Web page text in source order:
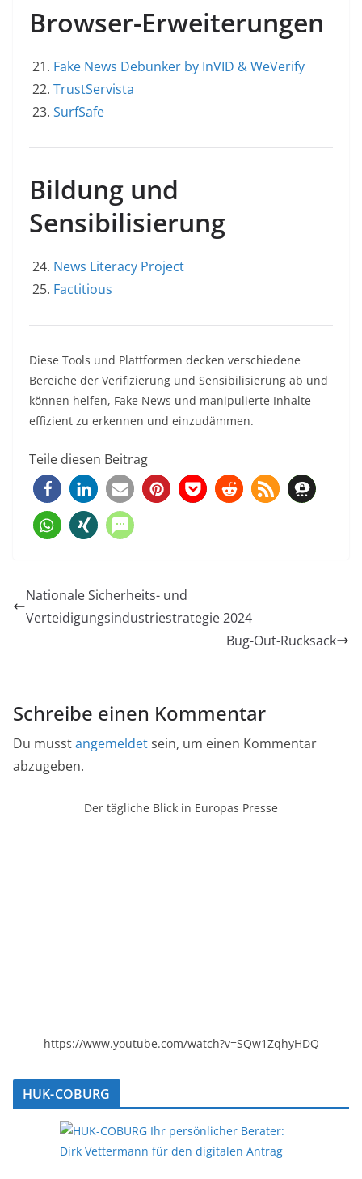
Browser-Erweiterungen
Fake News Debunker by InVID & WeVerify
TrustServista
SurfSafe
Bildung und
Sensibilisierung
News Literacy Project
Factitious
Diese Tools und Plattformen decken verschiedene
Bereiche der Verifizierung und Sensibilisierung ab und
können helfen, Fake News und manipulierte Inhalte
effizient zu erkennen und einzudämmen.
Teile diesen Beitrag
Nationale Sicherheits- und
Verteidigungsindustriestrategie 2024
Bug-Out-Rucksack
Schreibe einen Kommentar
Du musstangemeldetsein, um einen Kommentar
abzugeben.
Der tägliche Blick in Europas Presse
https://www.youtube.com/watch?v=SQw1ZqhyHDQ
HUK-COBURG